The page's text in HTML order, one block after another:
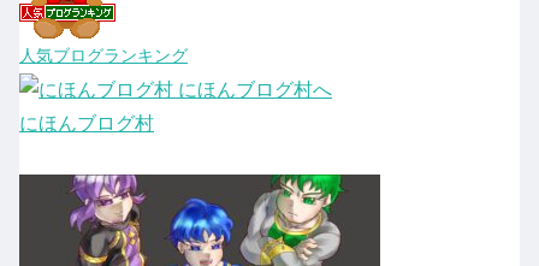
人気ブログランキング
にほんブログ村